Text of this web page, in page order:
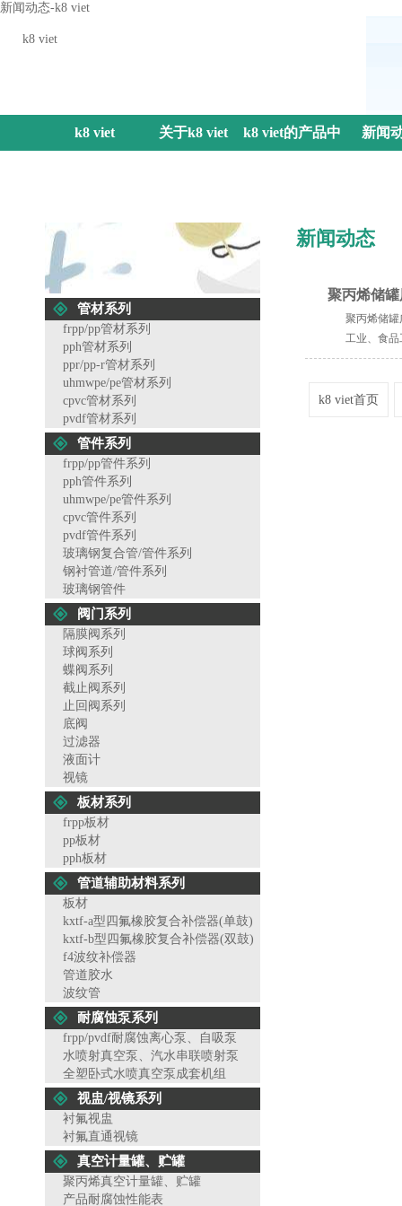
新闻动态-k8 viet
k8 viet
k8 viet 关于k8 viet k8 viet的产品中 新闻
管材系列
frpp/pp管材系列
pph管材系列
ppr/pp-r管材系列
uhmwpe/pe管材系列
cpvc管材系列
pvdf管材系列
管件系列
frpp/pp管件系列
pph管件系列
uhmwpe/pe管件系列
cpvc管件系列
pvdf管件系列
玻璃钢复合管/管件系列
钢衬管道/管件系列
玻璃钢管件
阀门系列
隔膜阀系列
球阀系列
蝶阀系列
截止阀系列
止回阀系列
底阀
过滤器
液面计
视镜
板材系列
frpp板材
pp板材
pph板材
管道辅助材料系列
板材
kxtf-a型四氟橡胶复合补偿器(单鼓)
kxtf-b型四氟橡胶复合补偿器(双鼓)
f4波纹补偿器
管道胶水
波纹管
耐腐蚀泵系列
frpp/pvdf耐腐蚀离心泵、自吸泵
水喷射真空泵、汽水串联喷射泵
全塑卧式水喷真空泵成套机组
视盅/视镜系列
衬氟视盅
衬氟直通视镜
真空计量罐、贮罐
聚丙烯真空计量罐、贮罐
产品耐腐蚀性能表
新闻动态
聚丙烯储
聚丙烯储
工业、食
k8 viet首页